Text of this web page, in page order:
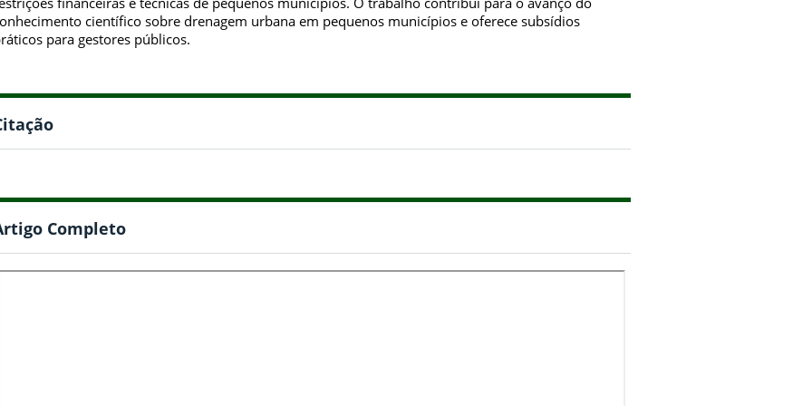
científico sobre drenagem urbana em pequenos municípios e oferece subsídios
para gestores públicos.
Completo